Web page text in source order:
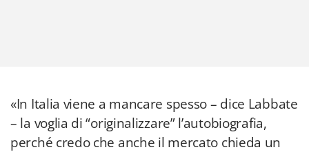
«In Italia viene a mancare spesso – dice Labbate
– la voglia di “originalizzare” l’autobiografia,
perché credo che anche il mercato chieda un